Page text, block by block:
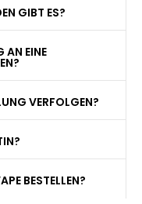
GIBT ES?
AN EINE
VERFOLGEN?
BESTELLEN?